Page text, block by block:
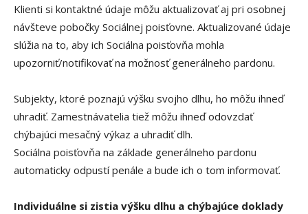
Klienti si kontaktné údaje môžu aktualizovať aj pri osobnej
návšteve pobočky Sociálnej poisťovne. Aktualizované údaje
slúžia na to, aby ich Sociálna poisťovňa mohla
upozorniť/notifikovať na možnosť generálneho pardonu.
Subjekty, ktoré poznajú výšku svojho dlhu, ho môžu ihneď
uhradiť. Zamestnávatelia tiež môžu ihneď odovzdať
chýbajúci mesačný výkaz a uhradiť dlh.
Sociálna poisťovňa na základe generálneho pardonu
automaticky odpustí penále a bude ich o tom informovať.
Individuálne si zistia výšku dlhu a chýbajúce doklady